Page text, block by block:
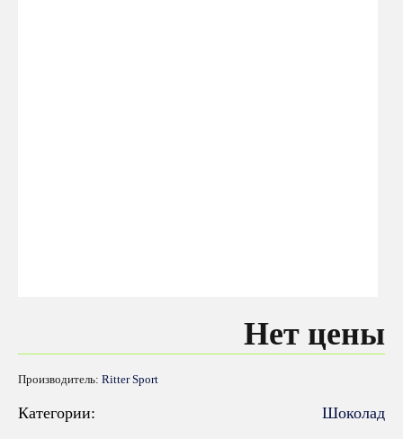
Нет цены
Производитель:Ritter Sport
Категории: Шоколад